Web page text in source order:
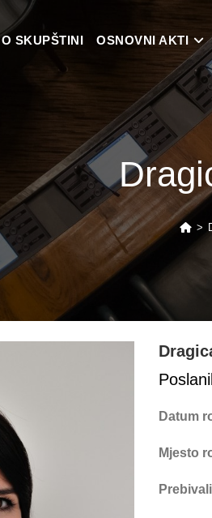
O SKUPŠTINI OSNOVNI AKTI
>
Datum
Mjesto